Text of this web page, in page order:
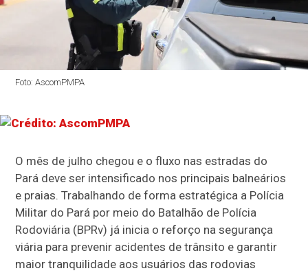
Foto: AscomPMPA
O mês de julho chegou e o fluxo nas estradas do
Pará deve ser intensificado nos principais balneários
e praias. Trabalhando de forma estratégica a Polícia
Militar do Pará por meio do Batalhão de Polícia
Rodoviária (BPRv) já inicia o reforço na segurança
viária para prevenir acidentes de trânsito e garantir
maior tranquilidade aos usuários das rodovias